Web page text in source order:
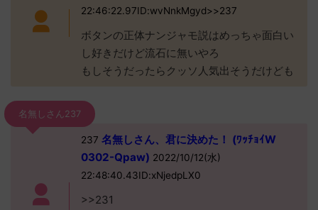
22:46:22.97ID:wvNnkMgyd>>237
ボタンの正体ナンジャモ説はめっちゃ面白い
し好きだけど流石に無いやろ
もしそうだったらクッソ人気出そうだけども
名無しさん237
237 名無しさん、君に決めた！ (ﾜｯﾁｮｲW
0302-Qpaw) 2022/10/12(水)
22:48:40.43ID:xNjedpLX0
>>231